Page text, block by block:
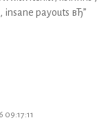
insane payouts вЂ”